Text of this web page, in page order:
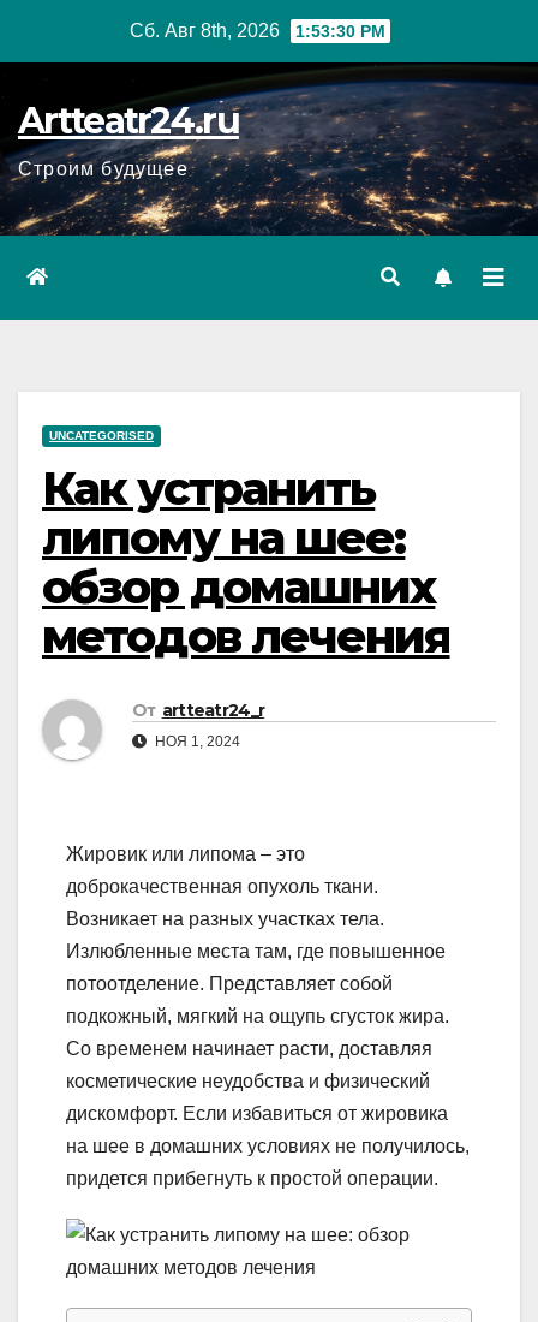
Сб. Авг 8th, 2026 1:53:31 PM
Artteatr24.ru
Строим будущее
UNCATEGORISED
Как устранить
липому на шее:
обзор домашних
методов лечения
От artteatr24_r
НОЯ 1, 2024
Жировик или липома – это
доброкачественная опухоль ткани.
Возникает на разных участках тела.
Излюбленные места там, где повышенное
потоотделение. Представляет собой
подкожный, мягкий на ощупь сгусток жира.
Со временем начинает расти, доставляя
косметические неудобства и физический
дискомфорт. Если избавиться от жировика
на шее в домашних условиях не получилось,
придется прибегнуть к простой операции.